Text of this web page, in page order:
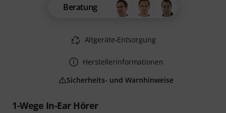
1-Wege In-Ear Hörer
Beratung
Altgeräte-Entsorgung
Herstellerinformationen
Sicherheits- und Warnhinweise